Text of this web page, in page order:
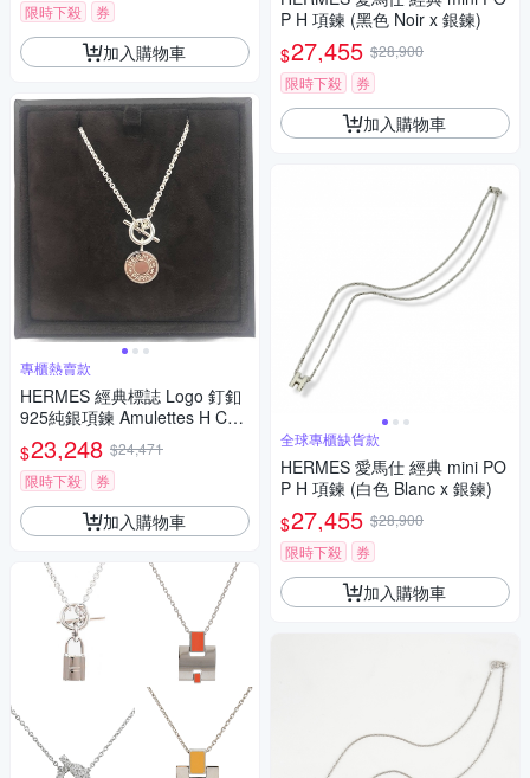
限時下殺 券
加入購物車
專櫃熱賣款
HERMES 經典標誌 Logo 釘釦
925純銀項鍊 Amulettes H Con
fettis
$23,248 $24,471
限時下殺
券
加入購物車
P H 項鍊 (黑色 Noir x 銀鍊)
$27,455 $28,900
限時下殺
券
加入購物車
全球專櫃缺貨款
HERMES 愛馬仕 經典 mini PO
P H 項鍊 (白色 Blanc x 銀鍊)
$27,455 $28,900
限時下殺
券
加入購物車